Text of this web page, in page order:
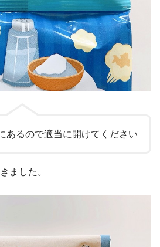
あるので適当に開けてください
ました。